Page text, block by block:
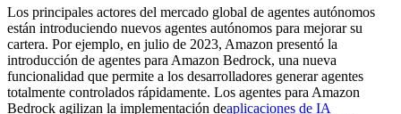
Los principales actores del mercado global de agentes autónomos
están introduciendo nuevos agentes autónomos para mejorar su
cartera. Por ejemplo, en julio de 2023, Amazon presentó la
introducción de agentes para Amazon Bedrock, una nueva
funcionalidad que permite a los desarrolladores generar agentes
totalmente controlados rápidamente. Los agentes para Amazon
Bedrock agilizan la implementación deaplicaciones de IA